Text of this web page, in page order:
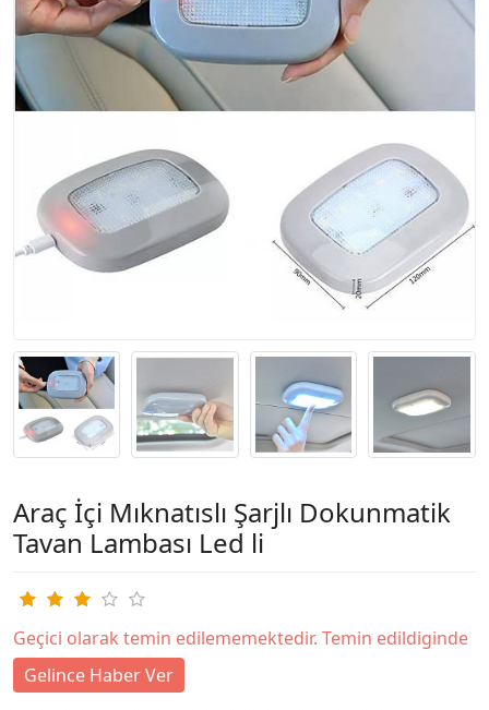
Araç İçi Mıknatıslı Şarjlı Dokunmatik
Tavan Lambası Led li
Geçici olarak temin edilememektedir. Temin edildiginde
Gelince Haber Ver